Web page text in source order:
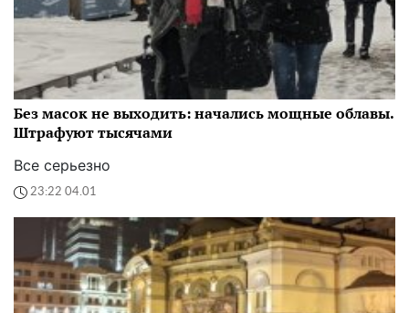
Без масок не выходить: начались мощные облавы.
Штрафуют тысячами
Все серьезно
23:22 04.01